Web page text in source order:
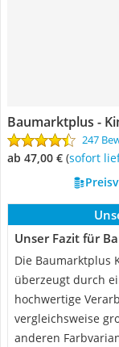
Baumarktplus -
247
ab 47,00 € ( Sofort
Unser Fazit für
Die Baumarktplus
überzeugt durch
hochwertige
vergleichsweise
anderen